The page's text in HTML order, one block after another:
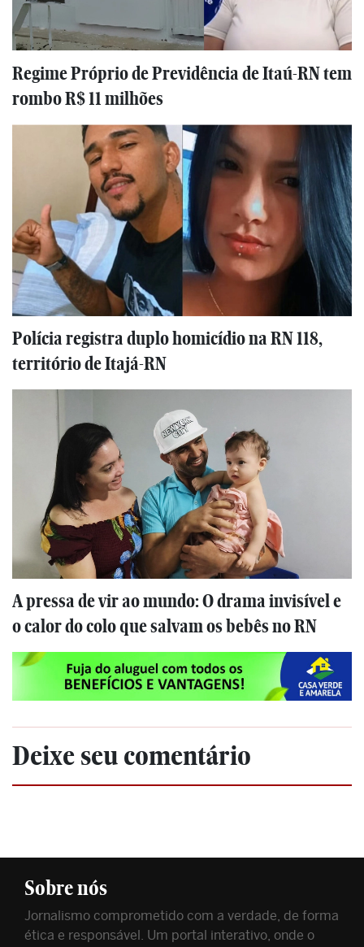
Regime Próprio de Previdência de Itaú-RN tem
rombo R$ 11 milhões
Polícia registra duplo homicídio na RN 118,
território de Itajá-RN
A pressa de vir ao mundo: O drama invisível e
o calor do colo que salvam os bebês no RN
Deixe seu comentário
Sobre nós
Jornalismo comprometido com a verdade, de forma
ética e responsável. Um portal interativo, onde o